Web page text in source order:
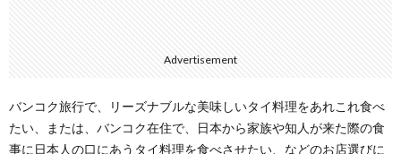
Advertisement
バンコク旅行で、リーズナブルな美味しいタイ料理をあれこれ食べ
たい、または、バンコク在住で、日本から家族や知人が来た際の食
事に日本人の口にあうタイ料理を食べさせたい、などのお店選びに